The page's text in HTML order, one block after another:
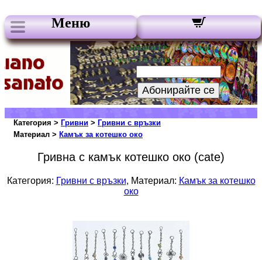
Меню
Нашите бюлетини:
Вашата електронна поща:
Абонирайте се
Категория > Гривни > Гривни с връзки
Материал > Камък за котешко око
Гривна с камък котешко око (cate)
Категория: Гривни с връзки, Материал: Камък за котешко
око